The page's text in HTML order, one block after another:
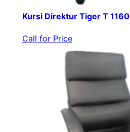
Kursi Direktur Tiger T 1160
Call for Price